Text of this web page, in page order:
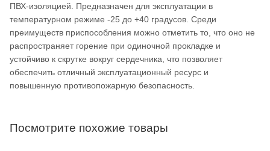
ПВХ-изоляцией. Предназначен для эксплуатации в
температурном режиме -25 до +40 градусов. Среди
преимуществ приспособления можно отметить то, что оно не
распространяет горение при одиночной прокладке и
устойчиво к скрутке вокруг сердечника, что позволяет
обеспечить отличный эксплуатационный ресурс и
повышенную противопожарную безопасность.
Посмотрите похожие товары